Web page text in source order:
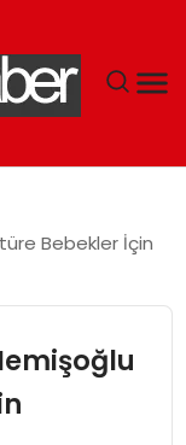
Bebekler İçin